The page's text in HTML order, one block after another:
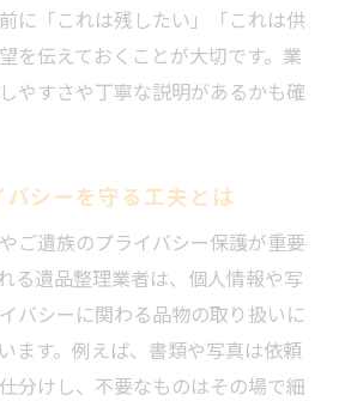
に「これは残したい」「これは供
を伝えておくことが大切です。業
やすさや丁寧な説明があるかも確
シーを守る工夫とは
ご遺族のプライバシー保護が重要
る遺品整理業者は、個人情報や写
バシーに関わる品物の取り扱いに
ます。例えば、書類や写真は依頼
分けし、不要なものはその場で細